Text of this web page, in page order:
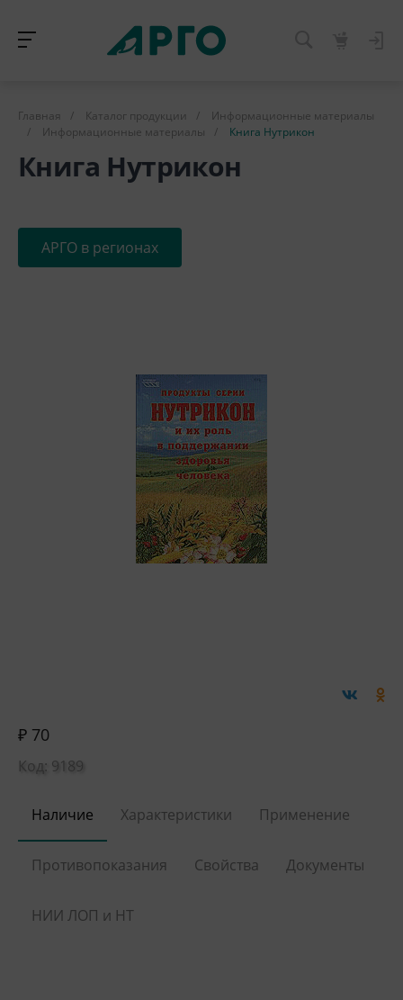
Главная / Каталог продукции /
Информационные материалы
/
Информационные материалы / Книга Нутрикон
Книга Нутрикон
АРГО в регионах
₽ 70
Код: 9189
Наличие Характеристики Применение
Противопоказания Свойства Документы
НИИ ЛОП и НТ